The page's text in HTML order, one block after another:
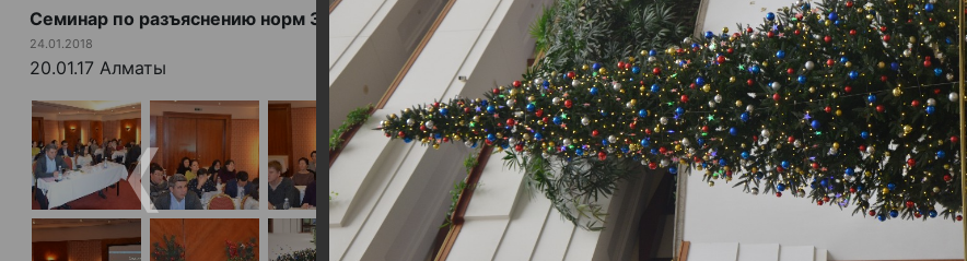
Семинар по разъяснению норм Закона «О ТРАНСФЕРТНОМ ЦЕНООБРАЗОВАНИИ»
24.01.2018
20.01.17 Алматы